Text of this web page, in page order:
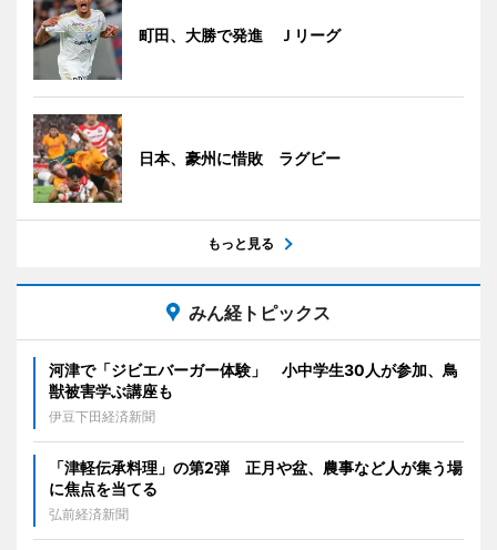
町田、大勝で発進 Ｊリーグ
日本、豪州に惜敗 ラグビー
もっと見る
みん経トピックス
河津で「ジビエバーガー体験」 小中学生30人が参加、鳥
獣被害学ぶ講座も
伊豆下田経済新聞
「津軽伝承料理」の第2弾 正月や盆、農事など人が集う場
に焦点を当てる
弘前経済新聞